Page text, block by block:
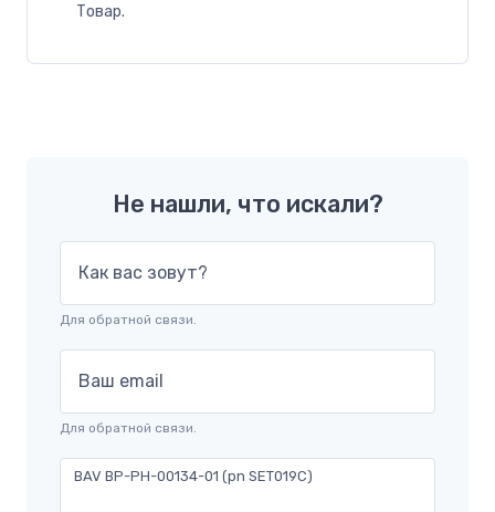
Товар.
Не нашли, что искали?
Как вас зовут?
Для обратной связи.
Ваш email
Для обратной связи.